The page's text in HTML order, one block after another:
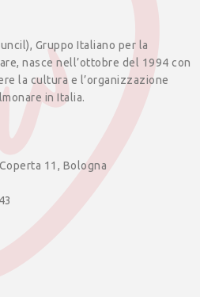
Gruppo Italiano per la
nasce nell’ottobre del 1994 con
la cultura e l’organizzazione
in Italia.
11, Bologna